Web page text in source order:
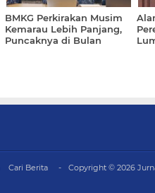
BMKG Perkirakan Musim
Kemarau Lebih Panjang,
Puncaknya di Bulan
Cari Berita Copyright © 2026